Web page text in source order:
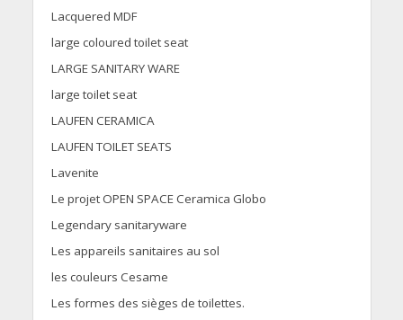
Lacquered MDF
large coloured toilet seat
LARGE SANITARY WARE
large toilet seat
LAUFEN CERAMICA
LAUFEN TOILET SEATS
Lavenite
Le projet OPEN SPACE Ceramica Globo
Legendary sanitaryware
Les appareils sanitaires au sol
les couleurs Cesame
Les formes des sièges de toilettes.